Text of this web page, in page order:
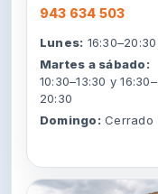
943 634 503
Lunes: 16:30–20:30
Martes a sábado:
10:30–13:30 y 16:30–
20:30
Domingo:Cerrado